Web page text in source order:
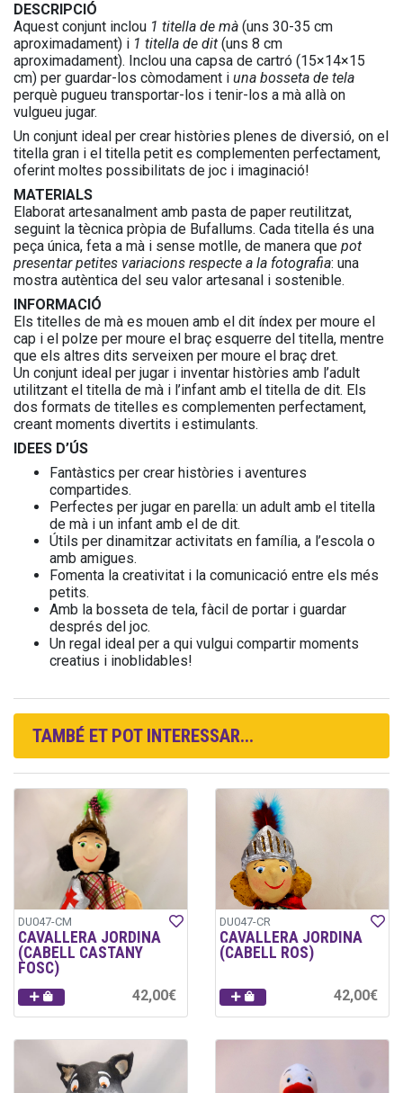
DESCRIPCIÓ
Aquest conjunt inclou 1 titella de mà (uns 30-35 cm
aproximadament) i 1 titella de dit (uns 8 cm
aproximadament). Inclou una capsa de cartró (15×14×15
cm) per guardar-los còmodament i una bosseta de tela
perquè pugueu transportar-los i tenir-los a mà allà on
vulgueu jugar.
Un conjunt ideal per crear històries plenes de diversió, on el
titella gran i el titella petit es complementen perfectament,
oferint moltes possibilitats de joc i imaginació!
MATERIALS
Elaborat artesanalment amb pasta de paper reutilitzat,
seguint la tècnica pròpia de Bufallums. Cada titella és una
peça única, feta a mà i sense motlle, de manera que pot
presentar petites variacions respecte a la fotografia: una
mostra autèntica del seu valor artesanal i sostenible.
INFORMACIÓ
Els titelles de mà es mouen amb el dit índex per moure el
cap i el polze per moure el braç esquerre del titella, mentre
que els altres dits serveixen per moure el braç dret.
Un conjunt ideal per jugar i inventar històries amb l’adult
utilitzant el titella de mà i l’infant amb el titella de dit. Els
dos formats de titelles es complementen perfectament,
creant moments divertits i estimulants.
IDEES D’ÚS
Fantàstics per crear històries i aventures
compartides.
Perfectes per jugar en parella: un adult amb el titella
de mà i un infant amb el de dit.
Útils per dinamitzar activitats en família, a l’escola o
amb amigues.
Fomenta la creativitat i la comunicació entre els més
petits.
Amb la bosseta de tela, fàcil de portar i guardar
després del joc.
Un regal ideal per a qui vulgui compartir moments
creatius i inoblidables!
TAMBÉ ET POT INTERESSAR...
DU047-CM
CAVALLERA JORDINA
(CABELL CASTANY
FOSC)
42,00€
DU047-CR
CAVALLERA JORDINA
(CABELL ROS)
42,00€